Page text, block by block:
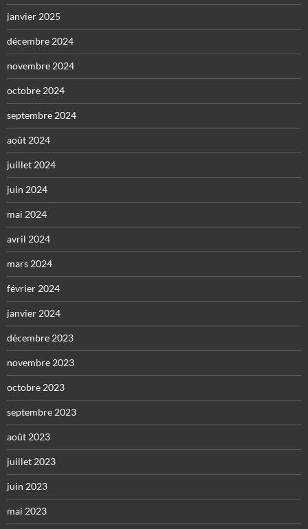
janvier 2025
décembre 2024
novembre 2024
octobre 2024
septembre 2024
août 2024
juillet 2024
juin 2024
mai 2024
avril 2024
mars 2024
février 2024
janvier 2024
décembre 2023
novembre 2023
octobre 2023
septembre 2023
août 2023
juillet 2023
juin 2023
mai 2023